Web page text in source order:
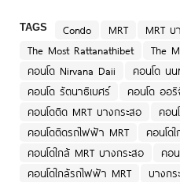
TAGS Condo MRT MRT บ
The Most Rattanathibet
The
คอนโด Nirvana Daii
คอนโด น
คอนโด รัตนาธิเบศร์
คอนโด ออ
คอนโดติด MRT บางกระสอ
คอน
คอนโดติดรถไฟฟ้า MRT
คอนโด
คอนโดใกล้ MRT บางกระสอ
คอ
คอนโดใกล้รถไฟฟ้า MRT
บางกร